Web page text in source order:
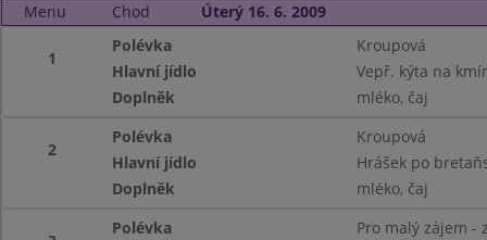
Menu
Chod Úterý 16. 6. 2009
1
Polévka
Kroupová
Hlavní jídlo
Vepř. kýta na
Doplněk
mléko, čaj
2
Polévka
Kroupová
Hlavní jídlo
Hrášek po
Doplněk
mléko, čaj
Polévka Pro malý zájem -